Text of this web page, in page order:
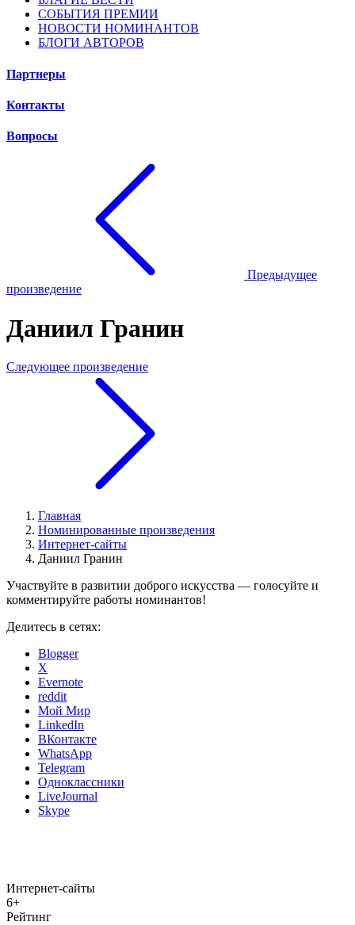
СОБЫТИЯ ПРЕМИИ
НОВОСТИ НОМИНАНТОВ
БЛОГИ АВТОРОВ
Партнеры
Контакты
Вопросы
Предыдущее
произведение
Даниил Гранин
Следующее произведение
Главная
Номинированные произведения
Интернет-сайты
Даниил Гранин
Участвуйте в развитии доброго искусства — голосуйте и
комментируйте работы номинантов!
Делитесь в сетях:
Blogger
X
Evernote
reddit
Мой Мир
LinkedIn
ВКонтакте
WhatsApp
Telegram
Одноклассники
LiveJournal
Skype
Интернет-сайты
6+
Рейтинг